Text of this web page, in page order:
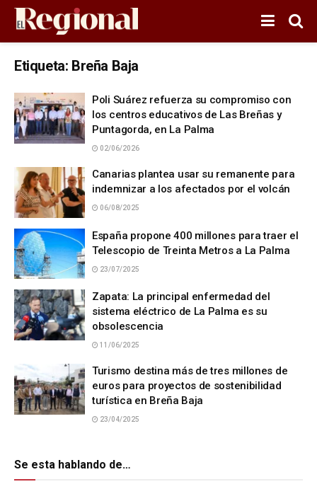
Etiqueta: Breña Baja
Poli Suárez refuerza su compromiso con
los centros educativos de Las Breñas y
Puntagorda, en La Palma
02/06/2026
Canarias plantea usar su remanente para
indemnizar a los afectados por el volcán
06/08/2025
España propone 400 millones para traer el
Telescopio de Treinta Metros a La Palma
23/07/2025
Zapata: La principal enfermedad del
sistema eléctrico de La Palma es su
obsolescencia
11/06/2025
Turismo destina más de tres millones de
euros para proyectos de sostenibilidad
turística en Breña Baja
23/04/2025
Se esta hablando de…